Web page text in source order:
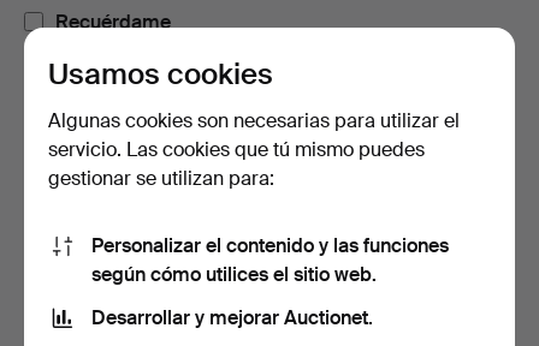
Recuérdame
o iniciar sesión a través de Facebook
Usamos cookies
Algunas cookies son necesarias para utilizar el
servicio. Las cookies que tú mismo puedes
gestionar se utilizan para:
Personalizar el contenido y las funciones
según cómo utilices el sitio web.
Desarrollar y mejorar Auctionet.